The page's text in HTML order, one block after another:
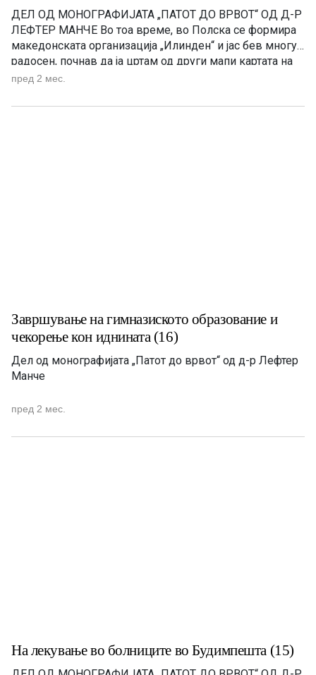
ДЕЛ ОД МОНОГРАФИЈАТА „ПАТОТ ДО ВРВОТ“ OД Д-Р
ЛЕФТЕР МАНЧЕ Во тоа време, во Полска се формира
македонската организација „Илинден“ и јас бев многу
радосен, почнав да ја цртам од други мапи картата на
Македонија, но во нејзините етничко-географски
Почнав да одам редовно и во Бугарскиот културен […]
пред 2 мес.
Завршување на гимназиското образование и
чекорење кон иднината (16)
Дел од монографијата „Патот до врвот“ од д-р Лефтер
Манче
пред 2 мес.
На лекување во болниците во Будимпешта (15)